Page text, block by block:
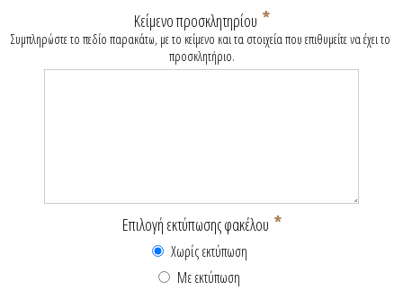
Κείμενο προσκλητηρίου *
Συμπληρώστε το πεδίο παρακάτω, με το κείμενο και τα στοιχεία που επιθυμείτε να έχει το
προσκλητήριο.
Επιλογή εκτύπωσης φακέλου *
Χωρίς εκτύπωση
Με εκτύπωση